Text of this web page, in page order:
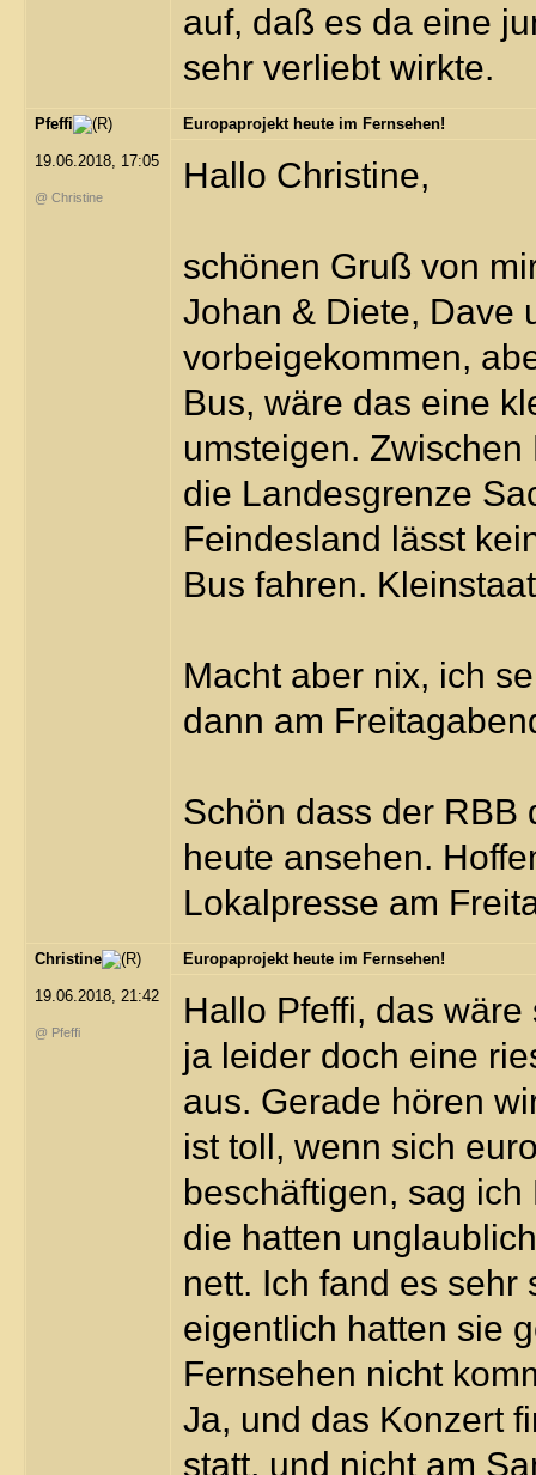
auf, daß es da eine
sehr verliebt wirkte.
Pfeffi
19.06.2018, 17:05
@ Christine
Europaprojekt heute im Fernsehen!
Hallo Christine,
schönen Gruß von
Johan & Diete, Dave
vorbeigekommen,
Bus, wäre das eine
umsteigen.
die Landesgrenze
Feindesland lässt
Bus fahren.
Macht aber nix, ich
dann am
Schön dass der RBB
heute ansehen.
Lokalpresse am
Christine
19.06.2018, 21:42
@ Pfeffi
Europaprojekt heute im Fernsehen!
Hallo Pfeffi, das
ja leider doch eine
aus. Gerade hören
ist toll, wenn sich
beschäftigen, sag
die hatten
nett. Ich fand es
eigentlich hatten sie
Fernsehen nicht
Ja, und das Konzert
statt, und nicht am